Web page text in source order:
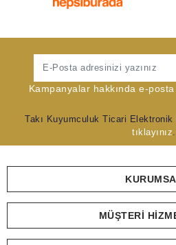
Kampanyalar hakkında e-
Takı Kuyumculuk Ticari
tıklayınız
MÜŞTERI